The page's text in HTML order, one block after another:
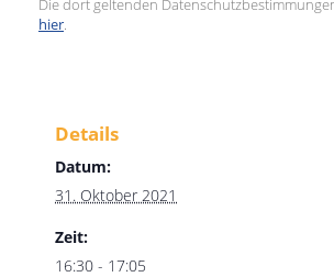
Die dort geltenden
hier.
Details
Datum:
31. Oktober 2021
Zeit:
16:30 - 17:05